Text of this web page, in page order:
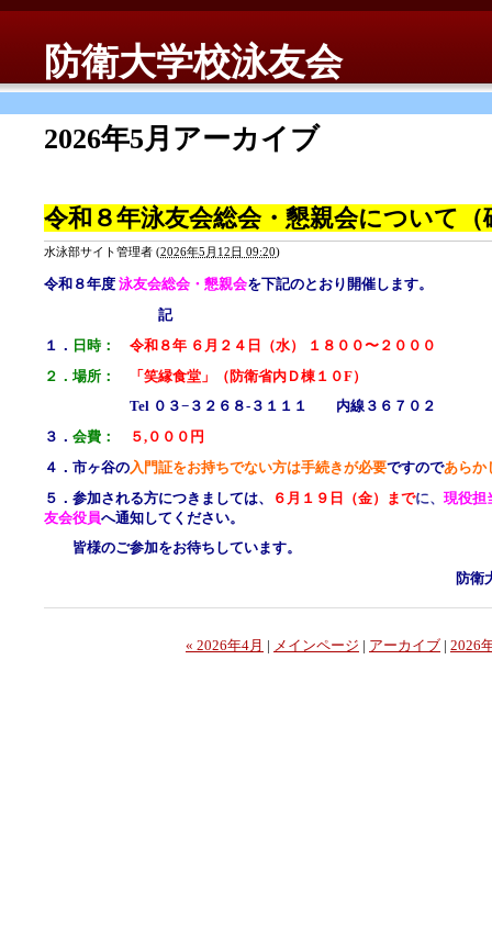
防衛大学校泳友会
2026年5月アーカイブ
令和８年泳友会総会・懇親会について（
水泳部サイト管理者 (2026年5月12日 09:20)
令和８年度 泳友会総会・懇親会を下記のとおり開催します。
記
１． 日時：
令和８年 ６月２４日（水） １８００〜２０００
２ ． 場所：
「笑縁食堂」（防衛省内Ｄ棟１０F）
Tel ０３−３２６８‐３１１１ 内線３６７０２
３． 会費：
５,０００円
４．市ヶ谷の入門証をお持ちでない方は手続きが必要ですのであらか
５．参加される方につきましては、
６ 月１９日（金）までに、 現役担
友会役員へ通知してください。
皆様のご参加をお待ちしています。
防衛
« 2026年4月 | メインページ | アーカイブ | 2026